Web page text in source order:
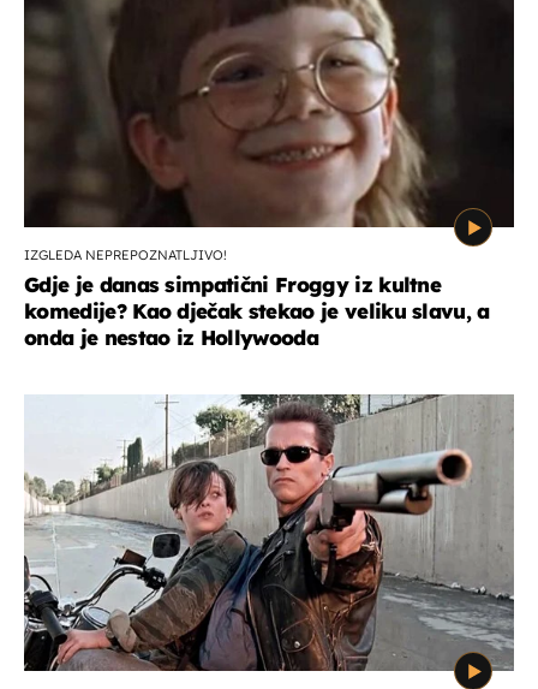
IZGLEDA NEPREPOZNATLJIVO!
Gdje je danas simpatični Froggy iz kultne
komedije? Kao dječak stekao je veliku slavu, a
onda je nestao iz Hollywooda